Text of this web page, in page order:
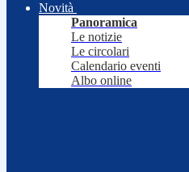
Novità
Panoramica
Le notizie
Le circolari
Calendario eventi
Albo online